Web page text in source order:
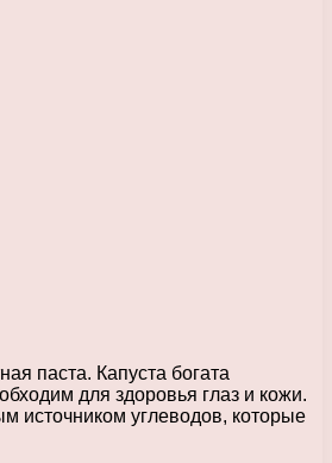
паста. Капуста богата
для здоровья глаз и кожи.
источником углеводов, которые